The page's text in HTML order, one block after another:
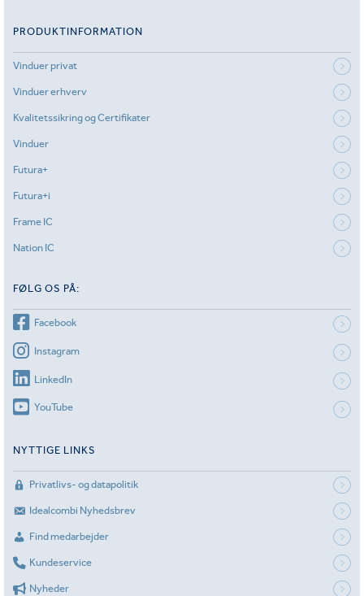
PRODUKTINFORMATION
Vinduer privat
Vinduer erhverv
Kvalitetssikring og Certifikater
Vinduer
Futura+
Futura+i
Frame IC
Nation IC
FØLG OS PÅ:
Facebook
Instagram
LinkedIn
YouTube
NYTTIGE LINKS
Privatlivs- og datapolitik
Idealcombi Nyhedsbrev
Find medarbejder
Kundeservice
Nyheder